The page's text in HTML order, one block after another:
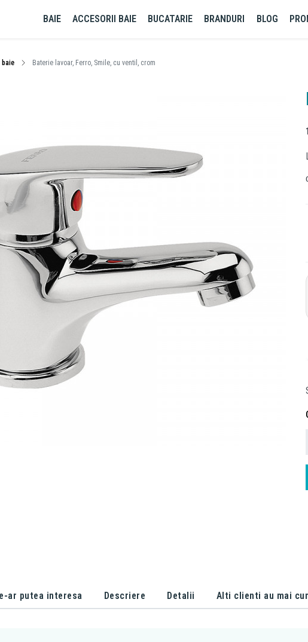
BAIE ACCESORII BAIE BUCATARIE BRANDURI BLOG
baie Baterie lavoar, Ferro, Smile, cu ventil, crom
ar putea interesa Descriere Detalii Alti clienti au mai